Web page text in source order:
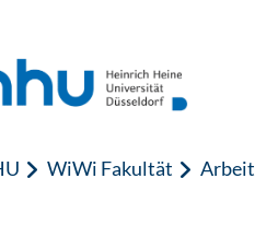
WiWi Fakultät